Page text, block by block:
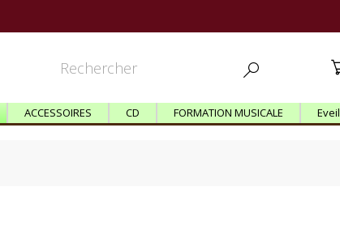

ACCESSOIRES CD FORMATION MUSICALE